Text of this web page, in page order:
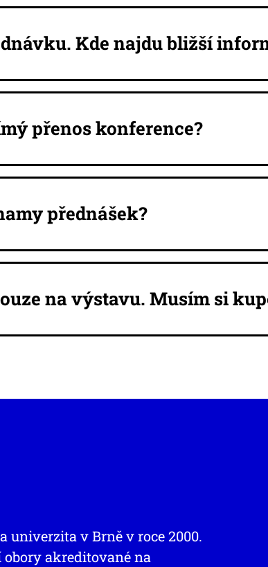
Kde najdu bližší
přenos konference?
přednášek?
na výstavu. Musím si
univerzita v Brně v roce 2000.
akreditované na